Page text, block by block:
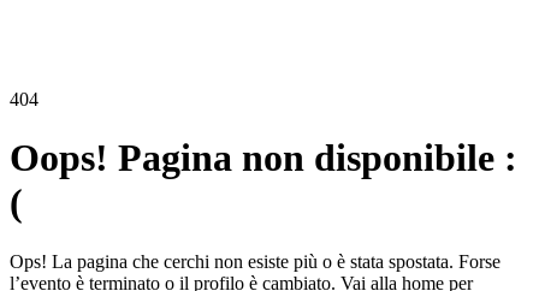
404
Oops! Pagina non disponibile :
(
Ops! La pagina che cerchi non esiste più o è stata spostata. Forse
l’evento è terminato o il profilo è cambiato. Vai alla home per